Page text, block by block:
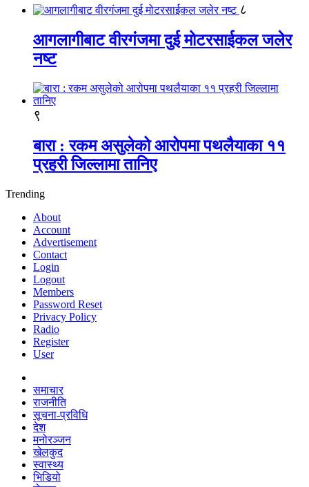
८
आगलागीबाट वीरगंजमा दुई मोटरसाईकल जलेर
नष्ट
९
बारा : रकम असुलेको आरोपमा पथलैयाका ११
प्रहरी जिल्लामा तानिए
Trending
About
Account
Advertisement
Contact
Login
Logout
Members
Password Reset
Privacy Policy
Radio
Register
User
समाचार
राजनीति
सूचना-प्रविधि
देश
मनोरञ्जन
खेलकुद
स्वास्थ्य
भिडियो